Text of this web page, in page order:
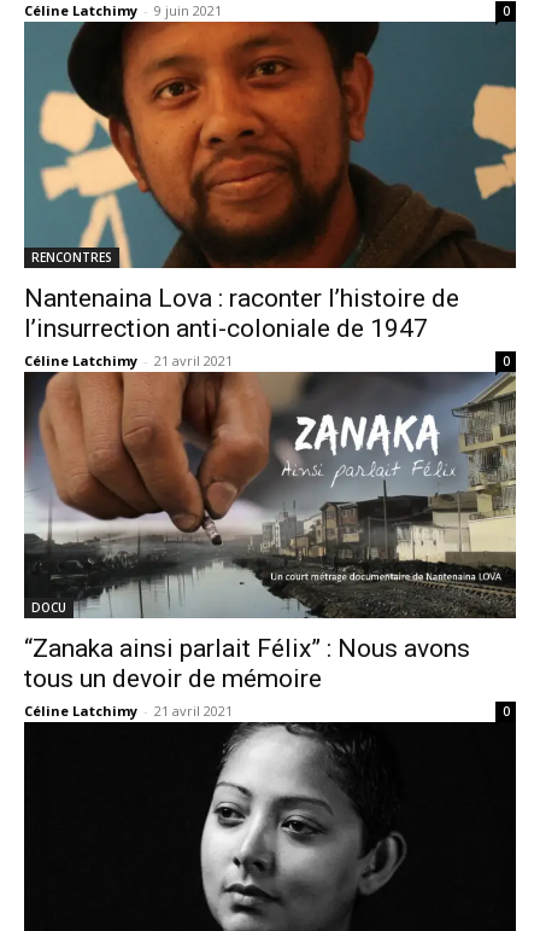
Céline Latchimy - 9 juin 2021 0
RENCONTRES
Nantenaina Lova : raconter l’histoire de
l’insurrection anti-coloniale de 1947
Céline Latchimy - 21 avril 2021 0
DOCU
“Zanaka ainsi parlait Félix” : Nous avons
tous un devoir de mémoire
Céline Latchimy - 21 avril 2021 0